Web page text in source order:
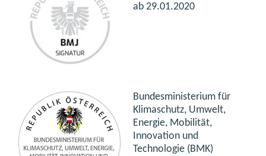
ab 29.01.2020
Bundesministerium für
Klimaschutz, Umwelt,
Energie, Mobilität,
Innovation und
Technologie (BMK)